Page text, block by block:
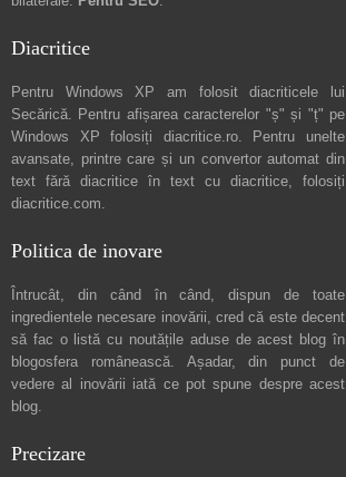
Diacritice
Pentru Windows XP am folosit diacriticele lui
Secărică. Pentru afișarea caracterelor "ș" și "ț" pe
Windows XP folosiți diacritice.ro. Pentru unelte
avansate, printre care și un convertor automat din
text fără diacritice în text cu diacritice, folosiți
diacritice.com.
Politica de inovare
Întrucât, din când în când, dispun de toate
ingredientele necesare inovării, cred că este decent
să fac o listă cu noutățile aduse de acest blog în
blogosfera românească. Așadar, din punct de
vedere al inovării iată ce pot spune despre acest
blog.
Precizare